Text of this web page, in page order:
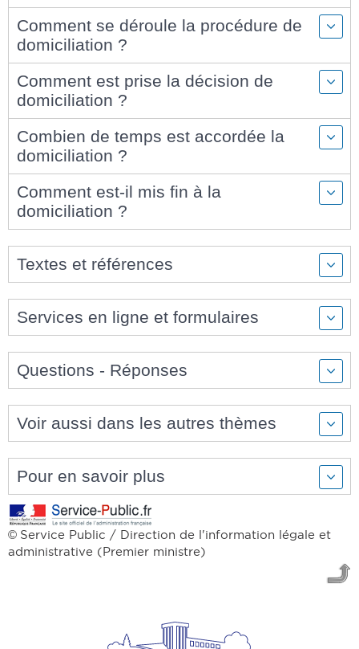
Comment se déroule la procédure de
domiciliation ?
Comment est prise la décision de
domiciliation ?
Combien de temps est accordée la
domiciliation ?
Comment est-il mis fin à la
domiciliation ?
Textes et références
Services en ligne et formulaires
Questions - Réponses
Voir aussi dans les autres thèmes
Pour en savoir plus
© Service Public / Direction de l'information légale et
administrative (Premier ministre)